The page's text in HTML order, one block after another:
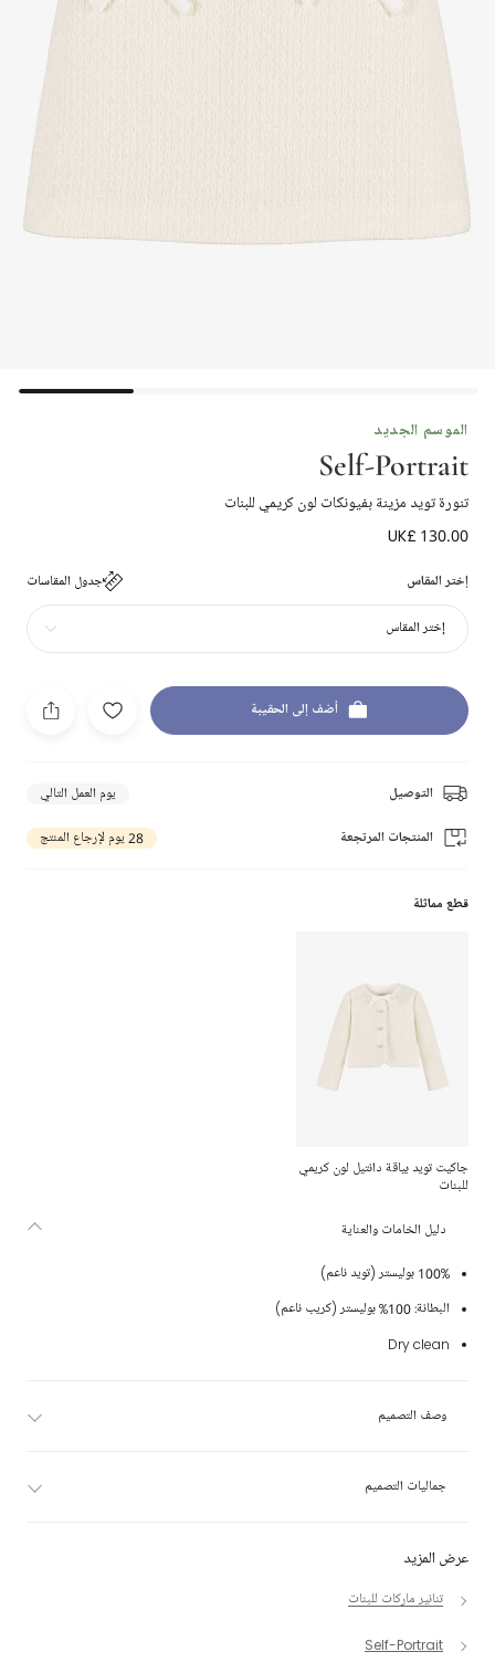
الموسم الجديد
Self-Portrait
تنورة تويد مزينة بفيونكات لون كريمي للبنات
UK£ 130.00
إختر المقاس جدول المقاسات
إختر المقاس
أضف إلى الحقيبة
التوصيل يوم العمل التالي
المنتجات المرتجعة 28 يوم لإرجاع المنتج
قطع مماثلة
جاكيت تويد بياقة دانتيل لون كريمي
للبنات
عرض المزيد
تنانير ماركات للبنات
Self-Portrait
دليل الخامات والعناية
100% بوليستر (تويد ناعم)
البطانة: 100% بوليستر (كريب ناعم)
Dry clean
وصف التصميم
جماليات التصميم